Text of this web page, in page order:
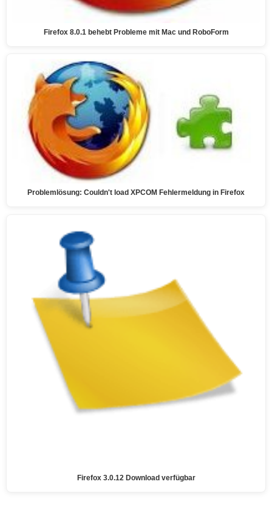
Firefox 8.0.1 behebt Probleme mit Mac und RoboForm
Problemlösung: Couldn't load XPCOM Fehlermeldung in Firefox
Firefox 3.0.12 Download verfügbar